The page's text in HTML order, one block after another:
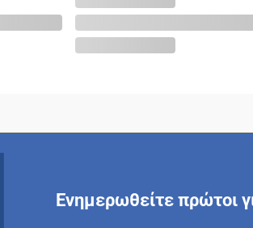
Ενημερωθείτε πρώτοι